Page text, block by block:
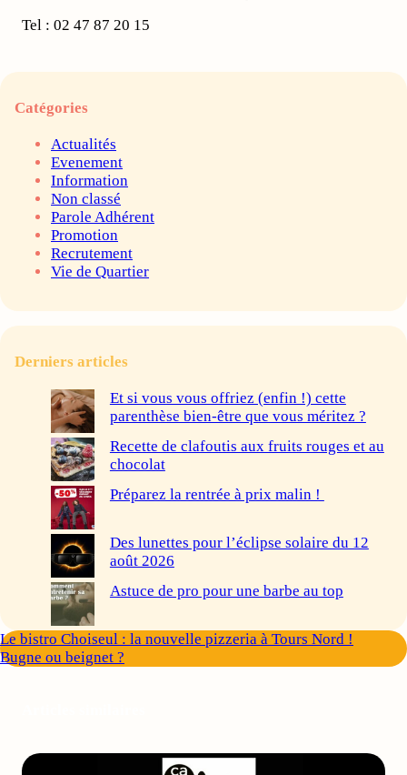
Tel : 02 47 87 20 15
Catégories
Actualités
Evenement
Information
Non classé
Parole Adhérent
Promotion
Recrutement
Vie de Quartier
Derniers articles
Et si vous vous offriez (enfin !) cette
parenthèse bien-être que vous méritez ?
Recette de clafoutis aux fruits rouges et au
chocolat
Préparez la rentrée à prix malin !
Des lunettes pour l’éclipse solaire du 12
août 2026
Astuce de pro pour une barbe au top
Le bistro Choiseul : la nouvelle pizzeria à Tours Nord !
Bugne ou beignet ?